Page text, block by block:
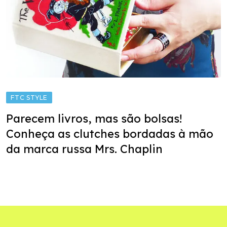
FTC STYLE
Parecem livros, mas são bolsas!
Conheça as clutches bordadas à mão
da marca russa Mrs. Chaplin